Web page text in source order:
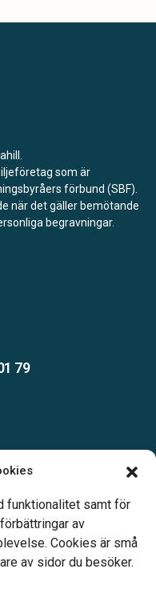
funktionalitet samt för
av
Cookies är små
av sidor du besöker.
som är
förbund (SBF).
när det gäller bemötande
begravningar.
79